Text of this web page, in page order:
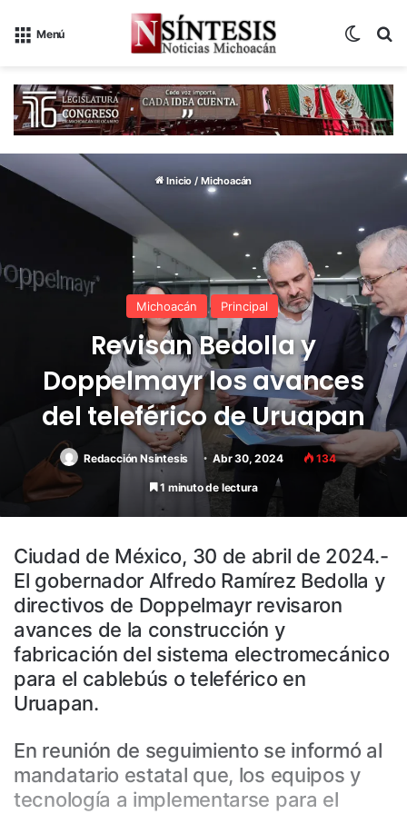
Menú
Inicio / Michoacán
Michoacán Principal
Revisan Bedolla y
Doppelmayr los avances
del teleférico de Uruapan
Redacción Nsintesis Abr 30, 2024 134
1 minuto de lectura
Ciudad de México, 30 de abril de 2024.-
El gobernador Alfredo Ramírez Bedolla y
directivos de Doppelmayr revisaron
avances de la construcción y
fabricación del sistema electromecánico
para el cablebús o teleférico en
Uruapan.
En reunión de seguimiento se informó al
mandatario estatal que, los equipos y
tecnología a implementarse para el